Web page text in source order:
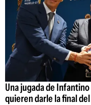
Una jugada de
quieren darle la final